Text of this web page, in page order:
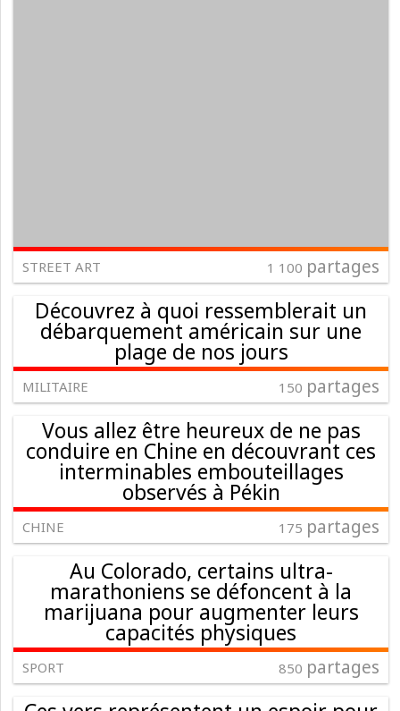
STREET ART 1 100 partages
Découvrez à quoi ressemblerait un
débarquement américain sur une
plage de nos jours
MILITAIRE 150 partages
Vous allez être heureux de ne pas
conduire en Chine en découvrant ces
interminables embouteillages
observés à Pékin
CHINE 175 partages
Au Colorado, certains ultra-
marathoniens se défoncent à la
marijuana pour augmenter leurs
capacités physiques
SPORT 850 partages